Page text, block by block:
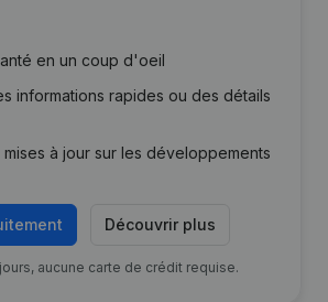
en un coup d'oeil
informations rapides ou des détails
à jour sur les développements
Découvrir plus
aucune carte de crédit requise.